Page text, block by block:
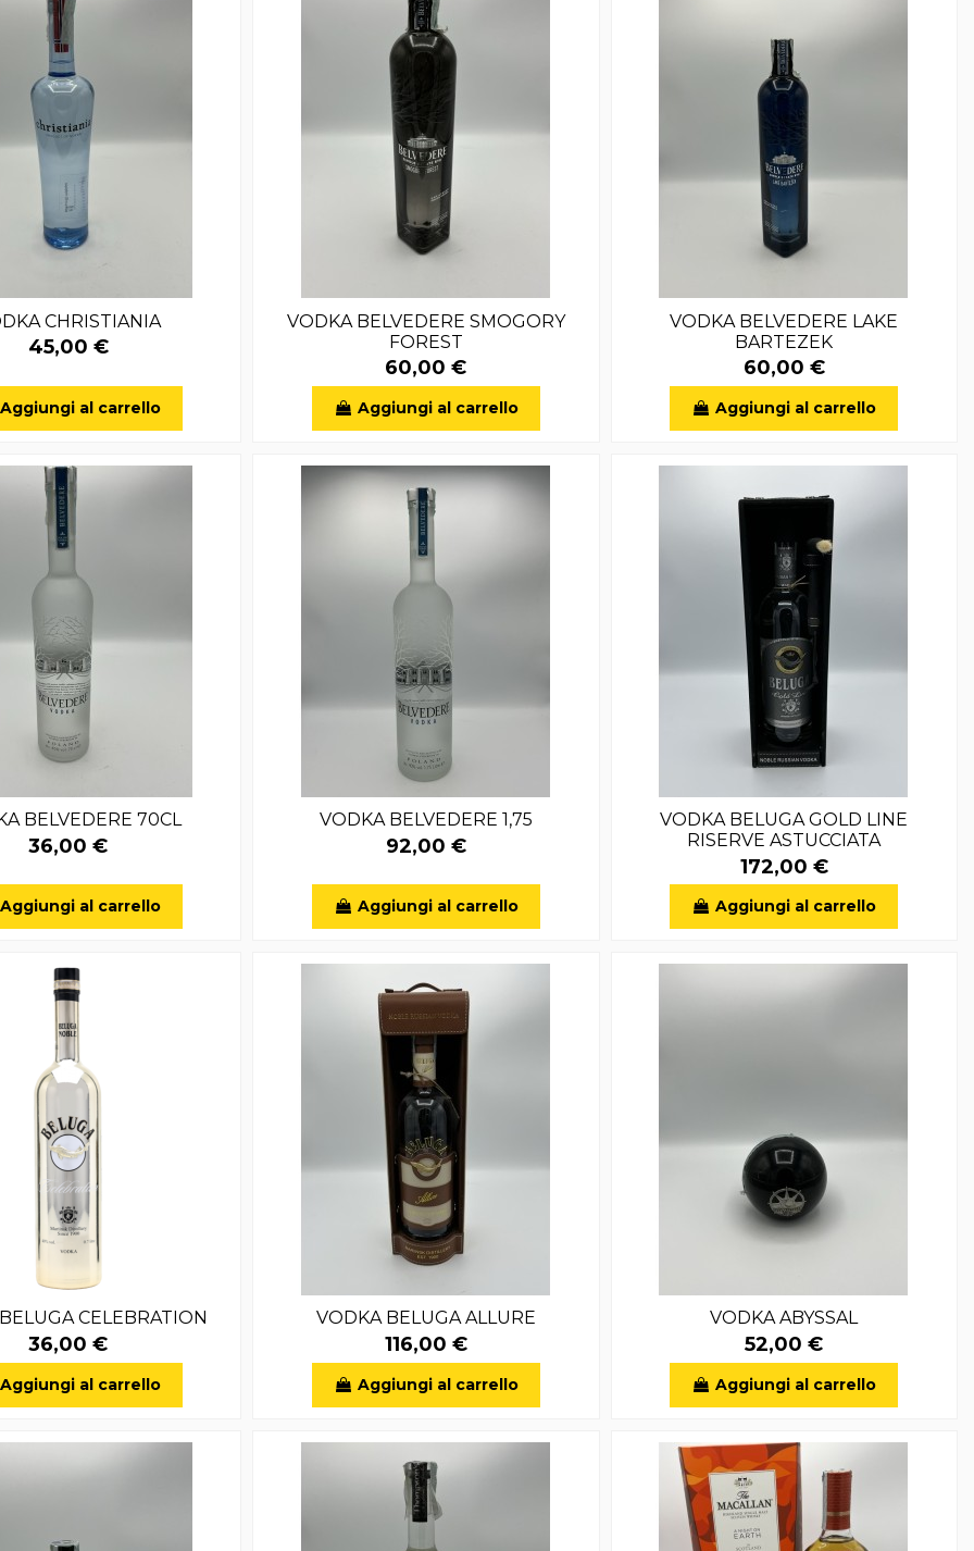
CHRISTIANIA
45,00 €
Aggiungi al carrello
VODKA BELVEDERE SMOGORY
FOREST
60,00 €
Aggiungi al carrello
VODKA BELVEDERE LAKE
BARTEZEK
60,00 €
Aggiungi al carrello
BELVEDERE 70CL
36,00 €
Aggiungi al carrello
VODKA BELVEDERE 1,75
92,00 €
Aggiungi al carrello
VODKA BELUGA GOLD LINE
RISERVE ASTUCCIATA
172,00 €
Aggiungi al carrello
CELEBRATION
36,00 €
Aggiungi al carrello
VODKA BELUGA ALLURE
116,00 €
Aggiungi al carrello
VODKA ABYSSAL
52,00 €
Aggiungi al carrello